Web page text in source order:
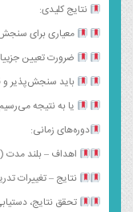
نتایج کلیدی:
معیاری برای
ضرورت تعیین
باید سنجش‌پذیر و
یا به نتیجه
دوره‌های زمانی:
اهداف – بلند
نتایج – تغییرات تدریجی
تحقق نتایج،